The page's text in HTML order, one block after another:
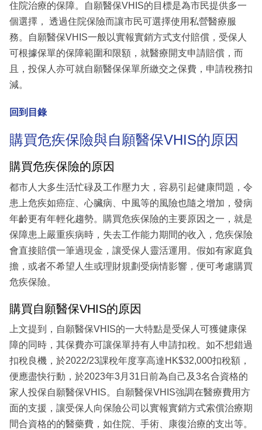
住院治療的保障。自願醫保VHIS的目標是為市民提供多一
個選擇， 透過住院保險而讓市民可選擇使用私營醫療服
務。自願醫保VHIS一般以實報實銷方式支付賠償，受保人
可根據保單的保障範圍和限額，就醫療開支申請賠償，而
且，投保人亦可就自願醫保保單所繳交之保費，申請稅務扣
減。
回到目錄
購買危疾保險與自願醫保VHIS的原因
購買危疾保險的原因
都市人大多生活忙碌及工作壓力大，容易引起健康問題，令
患上危疾如癌症、心臟病、中風等的風險也隨之增加，發病
年齡更有年輕化趨勢。購買危疾保險的主要原因之一，就是
保障患上嚴重疾病時，失去工作能力期間的收入，危疾保險
會直接賠償一筆過現金，讓受保人靈活運用。假如有家庭負
擔，或者不希望人生或理財規劃受病情影響，便可考慮購買
危疾保險。
購買自願醫保VHIS的原因
上文提到，自願醫保VHIS的一大特點是受保人可獲健康保
障的同時，其保費亦可讓保單持有人申請扣稅。如不想錯過
扣稅良機，於2022/23課稅年度享高達HK$32,000扣稅額，
便應盡快行動，於2023年3月31日前為自己及3名合資格的
家人投保自願醫保VHIS。自願醫保VHIS強調在醫療費用方
面的支援，讓受保人向保險公司以實報實銷方式索償治療期
間合資格的的醫藥費，如住院、手術、康復治療的支出等。